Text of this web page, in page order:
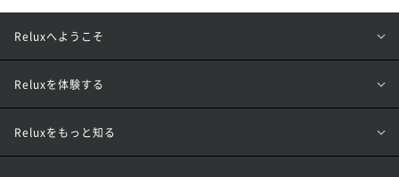
Reluxへようこそ
Reluxを体験する
Reluxをもっと知る